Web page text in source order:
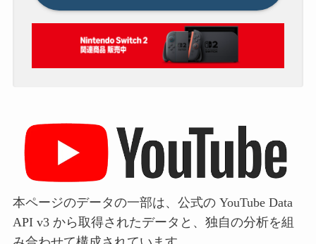
本ページのデータの一部は、公式の YouTube Data
API v3 から取得されたデータと、独自の分析を組